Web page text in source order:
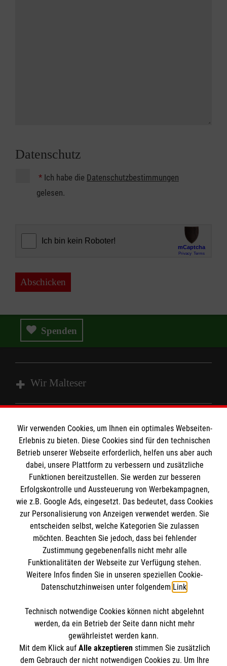
Datenschutz
* Ich habe die Datenschutzbestimmungen
gelesen.
Abschicken
Spenden
Wir Malteser
Angebote und Leistungen
Unsere Kurse
Mitarbeiten
Wir Malteser
Informationen
Kontakt
Impressum
Datenschutz
Malteser online
Malteserorden
Malteser Jugend
Malteser International
Sharepoint
Spendenkonto
Empfänger: Malteser Hilfsdienst e.V.
BIC: GENODED1AAC
Aachener Bank eG
Soziale Netzwerke
Der Malteser Hilfsdienst e.V. ist als eingetragene
Wir verwenden Cookies, um Ihnen ein optimales Webseiten-
Erlebnis zu bieten. Diese Cookies sind für den technischen
Betrieb unserer Webseite erforderlich, helfen uns aber auch
dabei, unsere Plattform zu verbessern und zusätzliche
Funktionen bereitzustellen. Sie werden zur besseren
Erfolgskontrolle und Aussteuerung von Werbekampagnen,
wie z.B. Google Ads, eingesetzt. Das bedeutet, dass Cookies
zur Personalisierung von Anzeigen verwendet werden. Sie
entscheiden selbst, welche Kategorien Sie zulassen
möchten. Beachten Sie jedoch, dass bei fehlender
Zustimmung gegebenenfalls nicht mehr alle
Funktionalitäten der Webseite zur Verfügung stehen.
Weitere Infos finden Sie in unseren speziellen Cookie-
Datenschutzhinweisen unter folgendem Link.
Technisch notwendige Cookies können nicht abgelehnt
werden, da ein Betrieb der Seite dann nicht mehr
gewährleistet werden kann.
Mit dem Klick auf Alle akzeptierenstimmen Sie zusätzlich
dem Gebrauch der nicht notwendigen Cookies zu. Um Ihre